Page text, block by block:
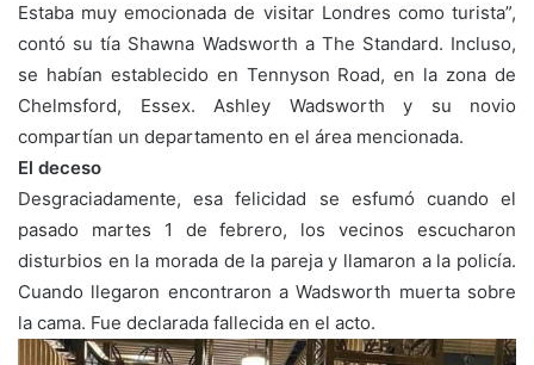
Estaba muy emocionada de visitar Londres como turista”,
contó su tía Shawna Wadsworth a The Standard. Incluso,
se habían establecido en Tennyson Road, en la zona de
Chelmsford, Essex. Ashley Wadsworth y su novio
compartían un departamento en el área mencionada.
El deceso
Desgraciadamente, esa felicidad se esfumó cuando el
pasado martes 1 de febrero, los vecinos escucharon
disturbios en la morada de la pareja y llamaron a la policía.
Cuando llegaron encontraron a Wadsworth muerta sobre
la cama. Fue declarada fallecida en el acto.